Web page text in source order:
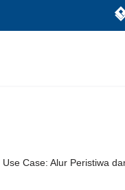
Case: Alur Peristiwa